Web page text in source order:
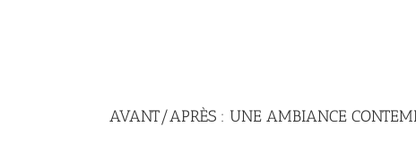
AVANT/APRÈS : UNE AMBIANCE